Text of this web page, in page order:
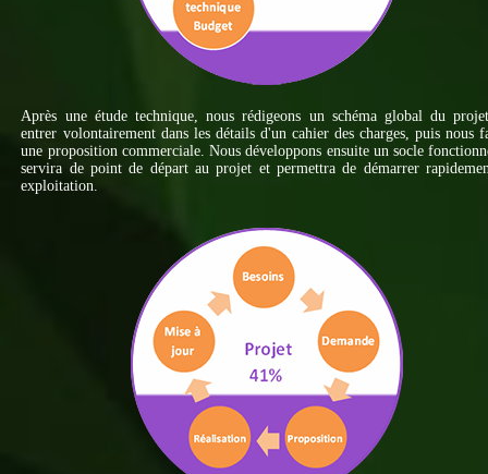
Après une étude technique, nous rédigeons un schéma global du
entrer volontairement dans les détails d'un cahier des charges, puis nous
une proposition commerciale. Nous développons ensuite un socle
servira de point de départ au projet et permettra de démarrer
exploitation.